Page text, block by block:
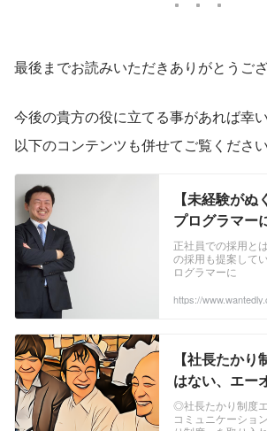
最後までお読みいただきありがとうござ
今後の貴方の役に立てる事があれば幸い
以下のコンテンツも併せてご覧ください
【未経験が
プログラマー
のは幻想です
す！現実的な
託」 | 株式会
正社員での採用と
の採用も提案して
ログラマー
しています。現在
https://
【社長たか
はない、エー
い制度をご紹
オー
◎社長たかり制度
コミュニケーショ